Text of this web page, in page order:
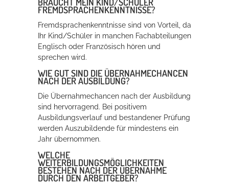
FREMDSPRACHENKENNTNISSE?
Fremdsprachenkenntnisse sind von Vorteil, da
Ihr Kind/Schüler in manchen Fachabteilungen
Englisch oder Französisch hören und
sprechen wird.
WIE GUT SIND DIE ÜBERNAHMECHANCEN
NACH DER AUSBILDUNG?
Die Übernahmechancen nach der Ausbildung
sind hervorragend. Bei positivem
Ausbildungsverlauf und bestandener Prüfung
werden Auszubildende für mindestens ein
Jahr übernommen.
WELCHE
WEITERBILDUNGSMÖGLICHKEITEN
BESTEHEN NACH DER ÜBERNAHME
DURCH DEN ARBEITGEBER?